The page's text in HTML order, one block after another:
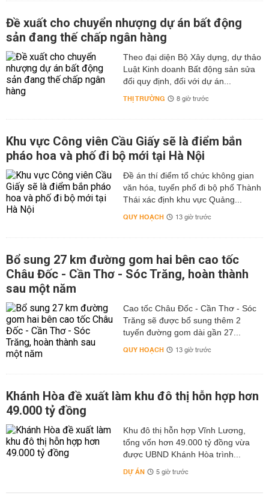
Đề xuất cho chuyển nhượng dự án bất động
sản đang thế chấp ngân hàng
Theo đại diện Bộ Xây dựng, dự thảo
Luật Kinh doanh Bất động sản sửa
đổi quy định, đối với dự án...
THỊ TRƯỜNG 8 giờ trước
Khu vực Công viên Cầu Giấy sẽ là điểm bắn
pháo hoa và phố đi bộ mới tại Hà Nội
Đề án thí điểm tổ chức không gian
văn hóa, tuyến phố đi bộ phố Thành
Thái xác định khu vực Quảng...
QUY HOẠCH 13 giờ trước
Bổ sung 27 km đường gom hai bên cao tốc
Châu Đốc - Cần Thơ - Sóc Trăng, hoàn thành
sau một năm
Cao tốc Châu Đốc - Cần Thơ - Sóc
Trăng sẽ được bổ sung thêm 2
tuyến đường gom dài gần 27...
QUY HOẠCH 13 giờ trước
Khánh Hòa đề xuất làm khu đô thị hỗn hợp hơn
49.000 tỷ đồng
Khu đô thị hỗn hợp Vĩnh Lương,
tổng vốn hơn 49.000 tỷ đồng vừa
được UBND Khánh Hòa trình...
DỰ ÁN 5 giờ trước